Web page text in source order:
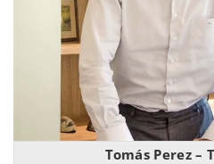
Tomás Perez –